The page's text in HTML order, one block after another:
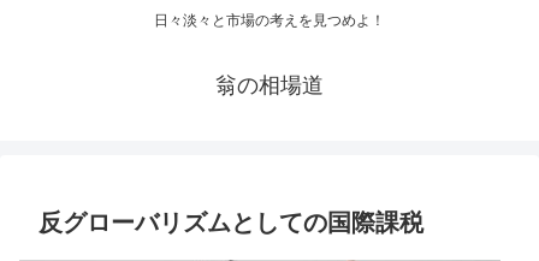
日々淡々と市場の考えを見つめよ！
翁の相場道
反グローバリズムとしての国際課税